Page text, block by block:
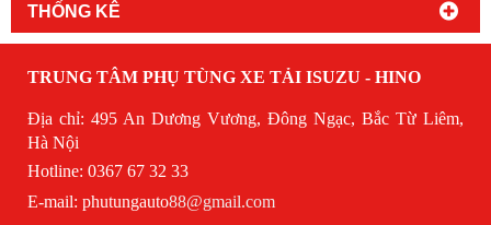
THỐNG KÊ
TRUNG TÂM PHỤ TÙNG XE TẢI ISUZU - HINO
Địa chỉ: 495 An Dương Vương, Đông Ngạc, Bắc Từ Liêm,
Hà Nội
Hotline: 0367 67 32 33
E-mail: phutungauto88@gmail.com